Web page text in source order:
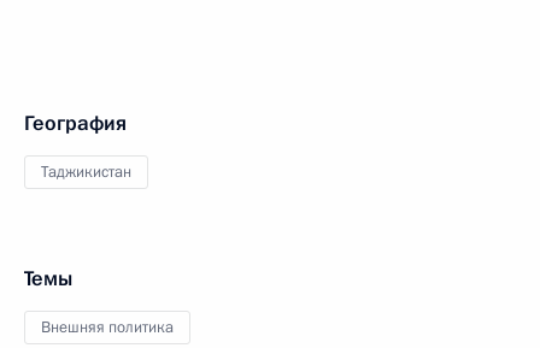
География
Таджикистан
Темы
Внешняя политика